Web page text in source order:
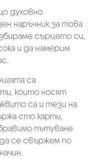
духовно
наръчник за това
сърцето си,
и да намерим
са
които носят
са и тези на
сто карти,
пътуване
се свържем по